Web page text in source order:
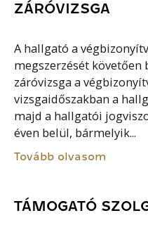
ZÁRÓVIZSGA
A hallgató a
megszerzését követően
záróvizsga a
vizsgaidőszakban a
majd a hallgatói
éven belül, bármelyik...
Tovább olvasom
TÁMOGATÓ